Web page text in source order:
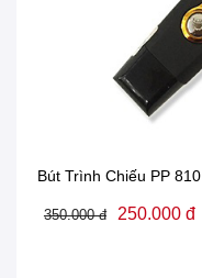
Bút Trình Chiếu PP 810
350.000 đ 250.000 đ